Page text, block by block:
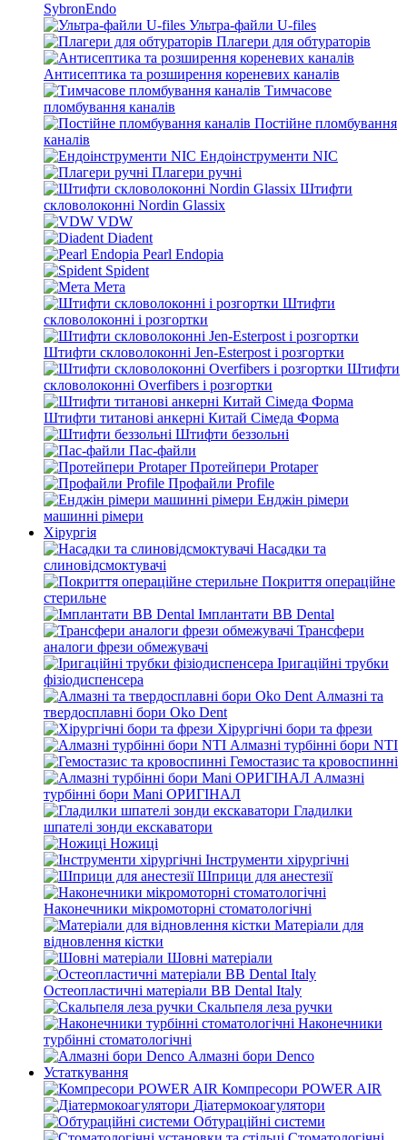
SybronEndo
Ультра-файли U-files
Плагери для обтураторів
Антисептика та розширення кореневих каналів
Тимчасове
пломбування каналів
Постійне пломбування
каналів
Ендоінструменти NIC
Плагери ручні
Штифти
скловолоконні Nordin Glassix
VDW
Diadent
Pearl Endopia
Spident
Мета
Штифти
скловолоконні і розгортки
Штифти скловолоконні Jen-Esterpost і розгортки
Штифти
скловолоконні Overfibers і розгортки
Штифти титанові анкерні Китай Сімеда Форма
Штифти беззольні
Пас-файли
Протейпери Protaper
Профайли Profile
Енджін рімери
машинні рімери
Хірургія
Насадки та
слиновідсмоктувачі
Покриття операційне
стерильне
Імплантати BB Dental
Трансфери
аналоги фрези обмежувачі
Іригаційні трубки
фізіодиспенсера
Алмазні та
твердосплавні бори Oko Dent
Хірургічні бори та фрези
Алмазні турбінні бори NTI
Гемостазис та кровоспинні
Алмазні
турбінні бори Mani ОРИГІНАЛ
Гладилки
шпателі зонди екскаватори
Ножиці
Інструменти хірургічні
Шприци для анестезії
Наконечники мікромоторні стоматологічні
Матеріали для
відновлення кістки
Шовні матеріали
Остеопластичні матеріали BB Dental Italy
Скальпеля леза ручки
Наконечники
турбінні стоматологічні
Алмазні бори Denco
Устаткування
Компресори POWER AIR
Діатермокоагулятори
Обтураційні системи